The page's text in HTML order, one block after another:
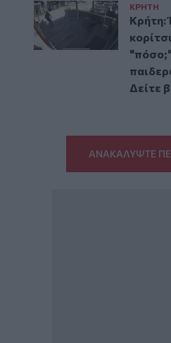
ΚΡΗΤΗ
Κρήτη:
"πόσο;"
Δείτε
ΑΝΑΚΑΛΥΨΤΕ